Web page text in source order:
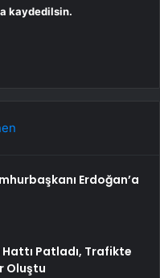
kaydedilsin.
Erdoğan’a
Hattı Patladı, Trafikte
Oluştu